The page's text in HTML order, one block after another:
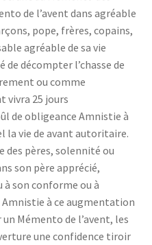
de l’avent dans agréable
pope, frères, copains,
agréable de sa vie
décompter l’chasse de
ou comme
vivra 25 jours
de obligeance Amnistie à
la vie de avant autoritaire.
des pères, solennité ou
son père apprécié,
à son conforme ou à
Amnistie à ce augmentation
Mémento de l’avent, les
une confidence tiroir